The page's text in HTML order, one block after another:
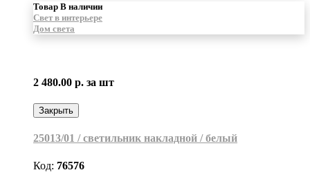
Товар В наличии
Свет в интерьере
Дом света
2 480.00 р. за шт
Закрыть
25013/01 / светильник накладной / белый
Код: 76576